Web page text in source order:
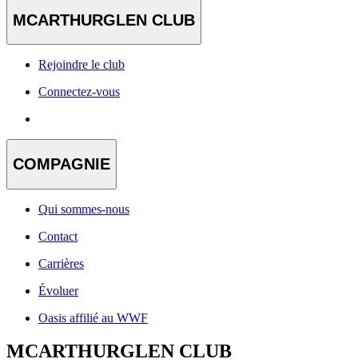
MCARTHURGLEN CLUB
Rejoindre le club
Connectez-vous
COMPAGNIE
Qui sommes-nous
Contact
Carrières
Évoluer
Oasis affilié au WWF
MCARTHURGLEN CLUB